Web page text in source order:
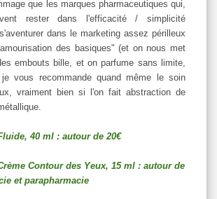
que les marques pharmaceutiques qui,
rester dans l'efficacité / simplicité
dans le marketing assez périlleux
des basiques" (et on nous met
embouts bille, et on parfume sans limite,
vous recommande quand même le soin
vraiment bien si l'on fait abstraction de
40 ml : autour de 20€
Contour des Yeux, 15 ml : autour de
et parapharmacie